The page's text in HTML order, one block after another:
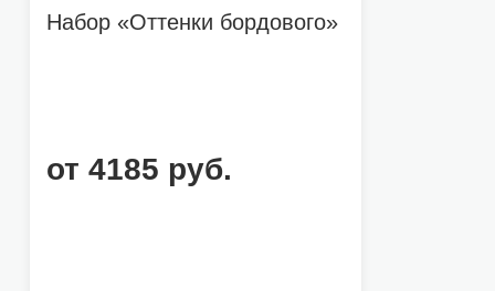
Набор «Оттенки бордового»
от 4185 руб.